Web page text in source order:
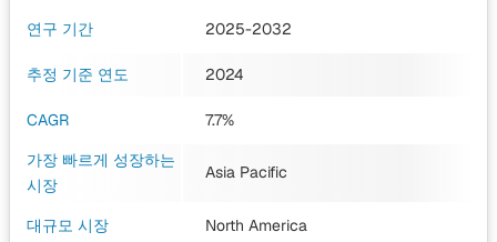
연구 기간 2025-2032
추정 기준 연도 2024
CAGR
7.7%
가장 빠르게 성장하는
시장
Asia Pacific
대규모 시장 North America